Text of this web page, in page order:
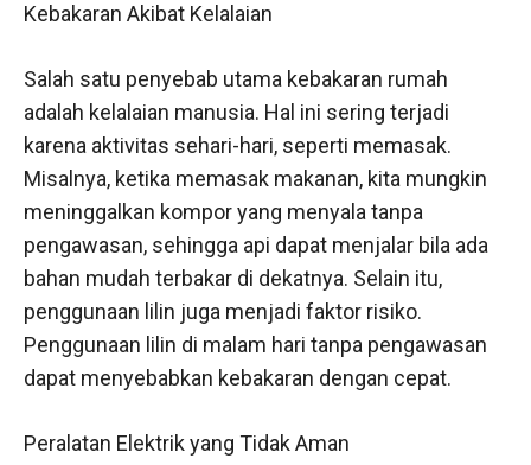
Kebakaran Akibat Kelalaian
Salah satu penyebab utama kebakaran rumah
adalah kelalaian manusia. Hal ini sering terjadi
karena aktivitas sehari-hari, seperti memasak.
Misalnya, ketika memasak makanan, kita mungkin
meninggalkan kompor yang menyala tanpa
pengawasan, sehingga api dapat menjalar bila ada
bahan mudah terbakar di dekatnya. Selain itu,
penggunaan lilin juga menjadi faktor risiko.
Penggunaan lilin di malam hari tanpa pengawasan
dapat menyebabkan kebakaran dengan cepat.
Peralatan Elektrik yang Tidak Aman